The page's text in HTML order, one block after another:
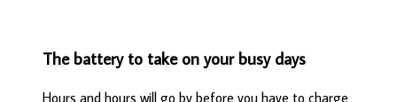
The battery to take on your busy days
Hours and hours will go by before you have to charge